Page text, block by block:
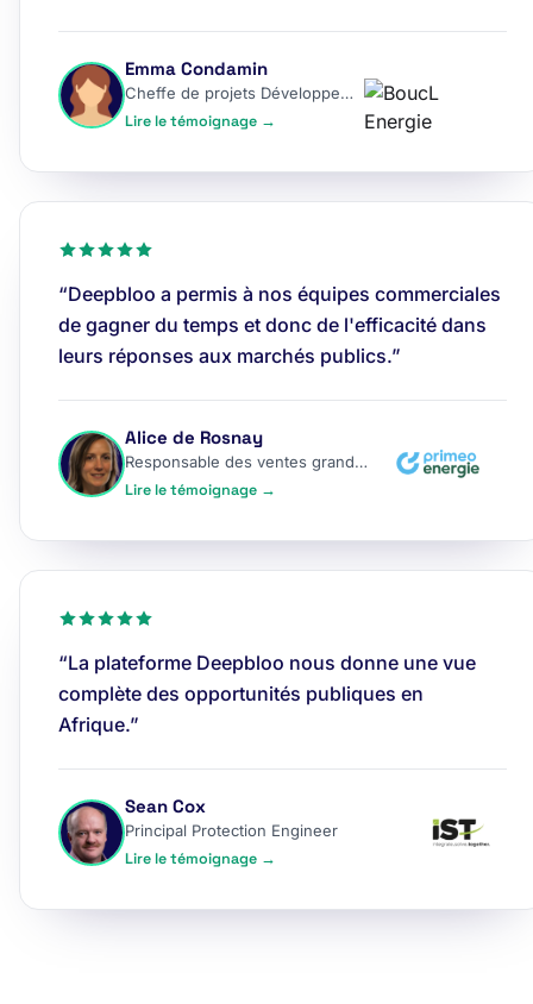
Emma Condamin
Cheffe de projets Développement
Lire le témoignage →
“Deepbloo a permis à nos équipes commerciales
de gagner du temps et donc de l'efficacité dans
leurs réponses aux marchés publics.”
Alice de Rosnay
Responsable des ventes grands comptes
Lire le témoignage →
“La plateforme Deepbloo nous donne une vue
complète des opportunités publiques en
Afrique.”
Sean Cox
Principal Protection Engineer
Lire le témoignage →